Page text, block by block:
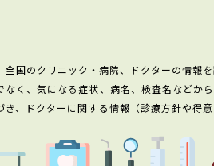
国のクリニック・病院、ドクターの情報
く、気になる症状、病名、検査名などか
、ドクターに関する情報（診療方針や得意